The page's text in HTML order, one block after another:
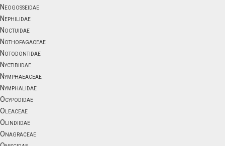
Neogosseidae
Nephilidae
Noctuidae
Nothofagaceae
Notodontidae
Nyctibiidae
Nymphaeaceae
Nymphalidae
Ocypodidae
Oleaceae
Olindiidae
Onagraceae